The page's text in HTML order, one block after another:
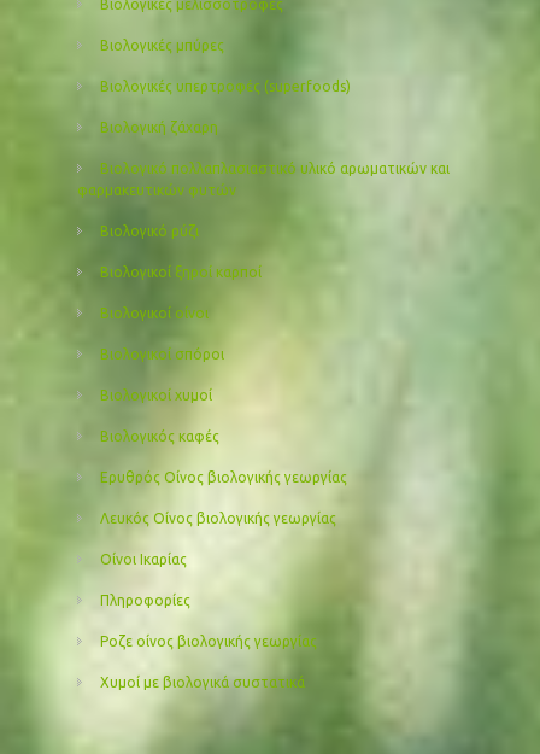
Βιολογικές μελισσοτροφές
Βιολογικές μπύρες
Βιολογικές υπερτροφές (superfoods)
Βιολογική ζάχαρη
Βιολογικό πολλαπλασιαστικό υλικό αρωματικών και
φαρμακευτικών φυτών
Βιολογικό ρύζι
Βιολογικοί ξηροί καρποί
Βιολογικοί οίνοι
Βιολογικοί σπόροι
Βιολογικοί χυμοί
Βιολογικός καφές
Ερυθρός Οίνος βιολογικής γεωργίας
Λευκός Οίνος βιολογικής γεωργίας
Οίνοι Ικαρίας
Πληροφορίες
Ροζε οίνος βιολογικής γεωργίας
Χυμοί με βιολογικά συστατικά